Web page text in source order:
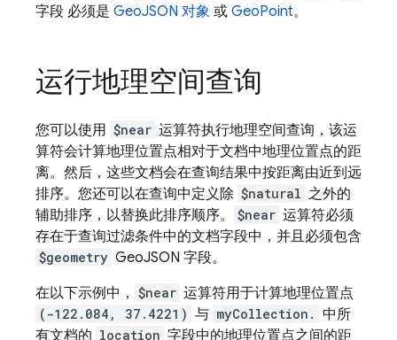
字段 必须是 GeoJSON 对象 或 GeoPoint。
运行地理空间查询
您可以使用 $near 运算符执行地理空间查询，该运
算符会计算地理位置点相对于文档中地理位置点的距
离。然后，这些文档会在查询结果中按距离由近到远
排序。您还可以在查询中定义除 $natural 之外的
辅助排序，以替换此排序顺序。
$near 运算符必须
存在于查询过滤条件中的文档字段中，并且必须包含
$geometry GeoJSON 字段。
在以下示例中， $near 运算符用于计算地理位置点
(-122.084, 37.4221) 与 myCollection. 中所
有文档的 location 字段中的地理位置点之间的距